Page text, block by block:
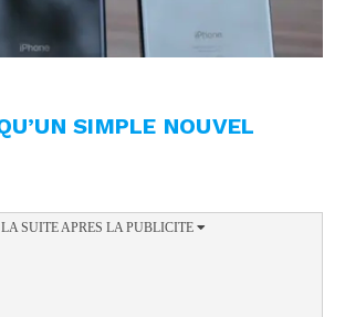
SIMPLE NOUVEL